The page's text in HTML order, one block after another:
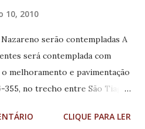
10, 2010
serão contempladas A
será contemplada com
melhoramento e pavimentação
355, no trecho entre São Tiago,
que liga Mercês de Água Limpa
CLIQUE PARA LER